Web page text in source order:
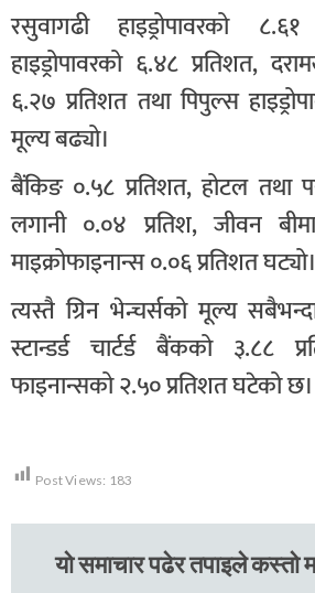
रसुवागढी हाइड्रोपावरको
हाइड्रोपावरको ६.४८ प्रतिशत,
६.२७ प्रतिशत तथा पिपुल्स
मूल्य बढ्यो।
बैंकिङ ०.५८ प्रतिशत, होटल तथा
लगानी ०.०४ प्रतिश, जीवन
माइक्रोफाइनान्स ०.०६ प्रतिशत घट्यो।
त्यस्तै ग्रिन भेन्चर्सको मूल्य
स्टान्डर्ड चार्टर्ड बैंकको ३.८८
फाइनान्सको २.५० प्रतिशत घटेको छ।
Post Views: 183
यो समाचार पढेर तपाइले कस्तो